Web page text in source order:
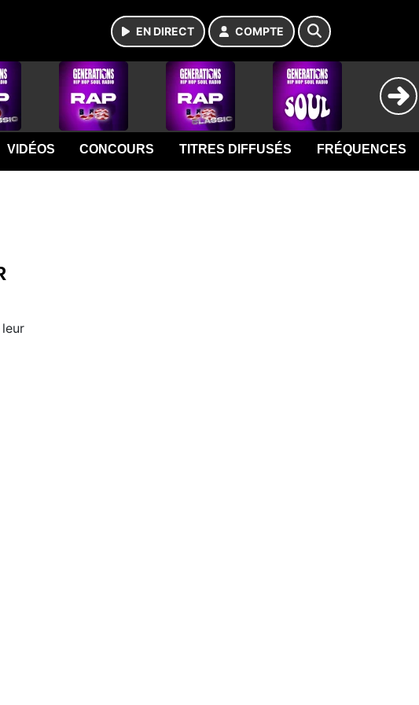
EN DIRECT COMPTE
VIDÉOS CONCOURS TITRES DIFFUSÉS FRÉQUENCES